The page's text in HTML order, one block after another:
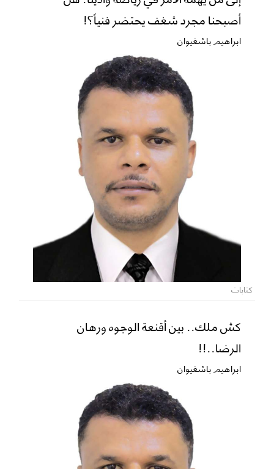
أصبحنا مجرد شغف يحتضر فنياً؟!
ابراهيم باشغيوان
كتابات
كش ملك.. بين أقنعة الوجوه ورهان
الرضا..!!
ابراهيم باشغيوان